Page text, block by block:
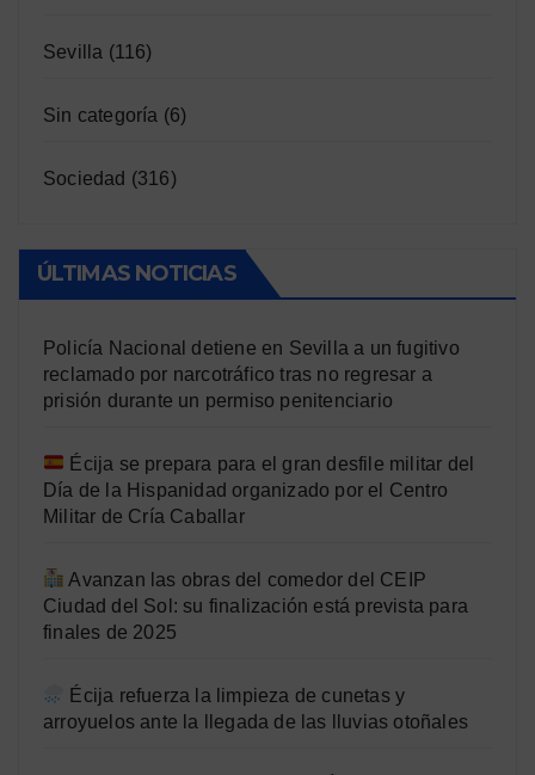
Sevilla (116)
Sin categoría (6)
Sociedad (316)
ÚLTIMAS NOTICIAS
Policía Nacional detiene en Sevilla a un fugitivo
reclamado por narcotráfico tras no regresar a
prisión durante un permiso penitenciario
Écija se prepara para el gran desfile militar del
Día de la Hispanidad organizado por el Centro
Militar de Cría Caballar
Avanzan las obras del comedor del CEIP
Ciudad del Sol: su finalización está prevista para
finales de 2025
Écija refuerza la limpieza de cunetas y
arroyuelos ante la llegada de las lluvias otoñales